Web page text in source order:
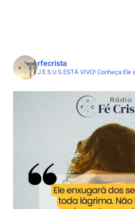
rfecrista
J E S U S ESTÁ VIVO!Conheça Ele